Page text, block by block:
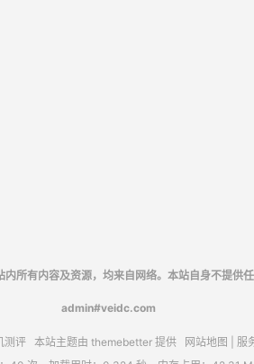
所有内容及资源，均来自网络。本站自身不提
admin#veidc.com
测评本站主题由 themebetter提供 网站地图 | 服